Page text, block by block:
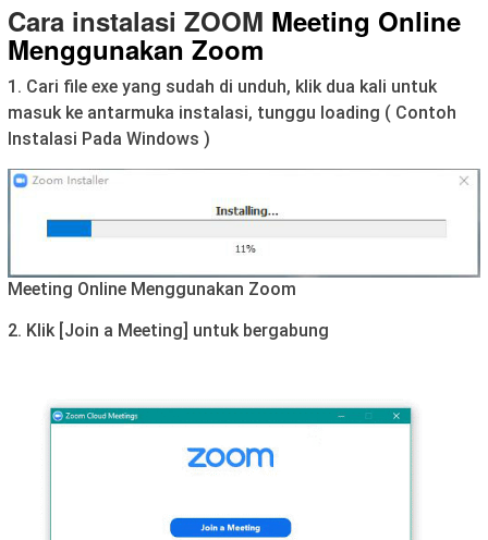
Cara instalasi ZOOM Meeting Online
Menggunakan Zoom
1. Cari file exe yang sudah di unduh, klik dua kali untuk
masuk ke antarmuka instalasi, tunggu loading ( Contoh
Instalasi Pada Windows )
Meeting Online Menggunakan Zoom
2. Klik [Join a Meeting] untuk bergabung